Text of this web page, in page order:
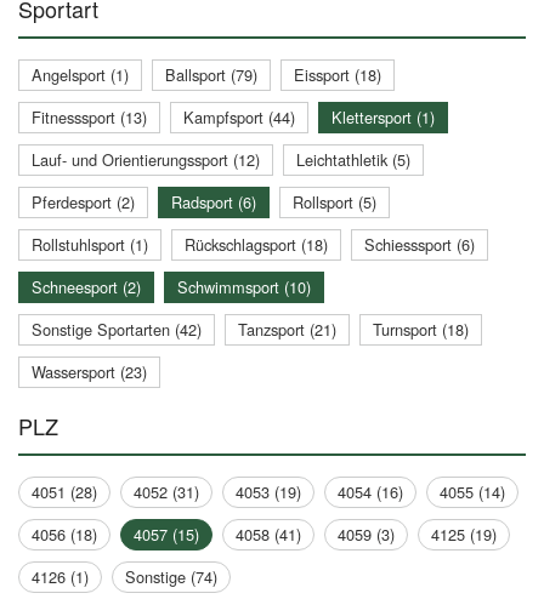
Sportart
Angelsport (1) Ballsport (79)
Eissport (18)
Fitnesssport (13)
Kampfsport (44)
Klettersport (1)
Lauf- und Orientierungssport (12)
Leichtathletik (5)
Pferdesport (2)
Radsport (6)
Rollsport (5)
Rollstuhlsport (1)
Rückschlagsport (18)
Schiesssport (6)
Schneesport (2)
Schwimmsport (10)
Sonstige Sportarten (42)
Tanzsport (21)
Turnsport (18)
Wassersport (23)
PLZ
4051 (28) 4052 (31) 4053 (19) 4054 (16)
4055 (14)
4056 (18)
4057 (15) 4058 (41) 4059 (3)
4125 (19)
4126 (1)
Sonstige (74)